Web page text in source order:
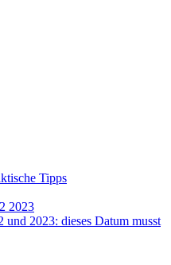
Tipps
2023: dieses Datum musst